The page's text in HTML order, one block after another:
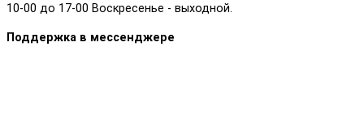
10-00 до 17-00 Воскресенье - выходной.
Поддержка в мессенджере